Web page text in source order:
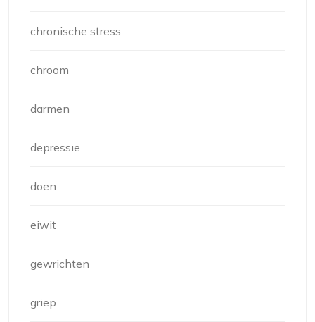
chronische stress
chroom
darmen
depressie
doen
eiwit
gewrichten
griep